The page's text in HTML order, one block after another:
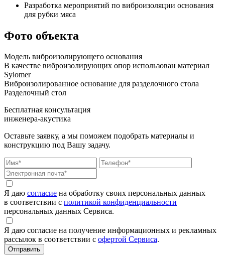
Разработка мероприятий по виброизоляции основания
для рубки мяса
Фото объекта
Модель виброизолирующего основания
В качестве виброизолирующих опор использован материал
Sylomer
Виброизолированное основание для разделочного стола
Разделочный стол
Бесплатная консультация
инженера-акустика
Оставьте заявку, а мы поможем подобрать материалы и
конструкцию под Вашу задачу.
Я даю согласие на обработку своих персональных данных
в соответствии с политикой конфиденциальности
персональных данных Сервиса.
Я даю согласие на получение информационных и рекламных
рассылок в соответствии с офертой Сервиса.